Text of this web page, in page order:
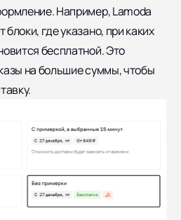
Например, Lamoda
где указано, при каких
бесплатной. Это
на большие суммы, чтобы